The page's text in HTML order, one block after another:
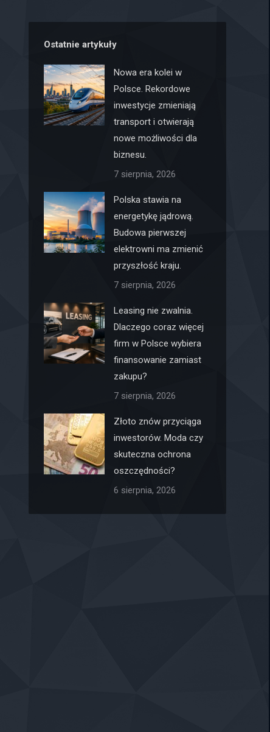
Ostatnie artykuły
Nowa era kolei w
Polsce. Rekordowe
inwestycje zmieniają
transport i otwierają
nowe możliwości dla
biznesu.
7 sierpnia, 2026
Polska stawia na
energetykę jądrową.
Budowa pierwszej
elektrowni ma zmienić
przyszłość kraju.
7 sierpnia, 2026
Leasing nie zwalnia.
Dlaczego coraz więcej
firm w Polsce wybiera
finansowanie zamiast
zakupu?
7 sierpnia, 2026
Złoto znów przyciąga
inwestorów. Moda czy
skuteczna ochrona
oszczędności?
6 sierpnia, 2026